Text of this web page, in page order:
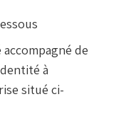
de
à
situé ci-